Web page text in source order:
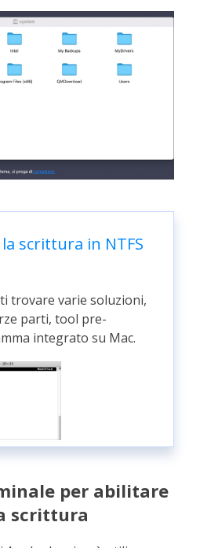
scrittura in NTFS
trovare varie soluzioni,
parti, tool pre-
integrato su Mac.
per abilitare
scrittura